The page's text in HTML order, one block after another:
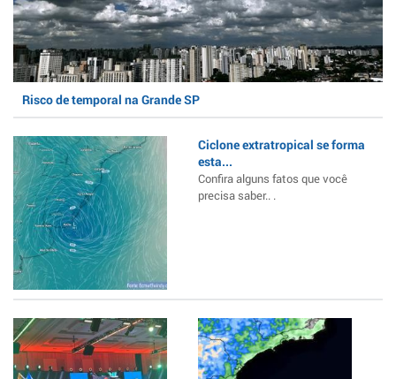
Risco de temporal na Grande SP
Ciclone extratropical se forma
esta...
Confira alguns fatos que você
precisa saber.. .